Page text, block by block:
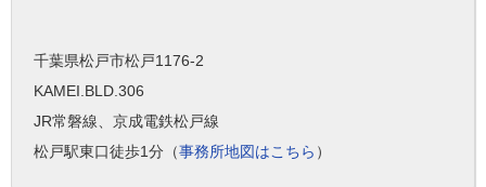
千葉県松戸市松戸1176-2
KAMEI.BLD.306
JR常磐線、京成電鉄松戸線
松戸駅東口徒歩1分（事務所地図はこちら ）